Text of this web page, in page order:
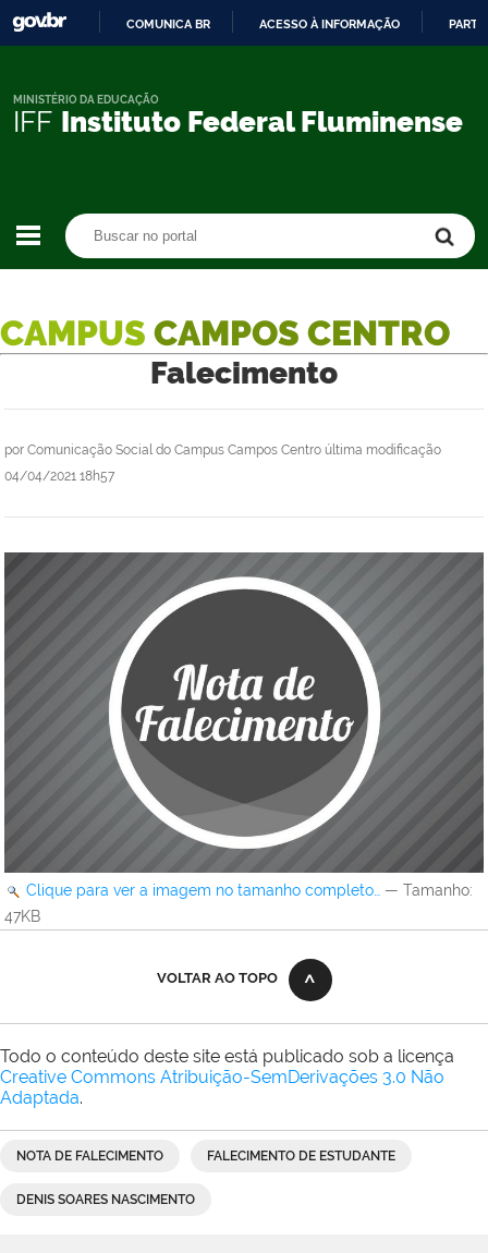
CONTEÚDO
COMUNICA BR ACESSO À INFORMAÇÃO
IFF Instituto Federal Fluminense
MINISTÉRIO DA EDUCAÇÃO
CAMPUS CAMPOS CENTRO
Falecimento
por Comunicação Social do Campus Campos Centro última modificação
04/04/2021 18h57
Clique para ver a imagem no tamanho completo… — Tamanho:
47KB
VOLTAR AO TOPO
Todo o conteúdo deste site está publicado sob a licença
Creative Commons Atribuição-SemDerivações 3.0 Não
Adaptada.
NOTA DE FALECIMENTO FALECIMENTO DE ESTUDANTE
DENIS SOARES NASCIMENTO